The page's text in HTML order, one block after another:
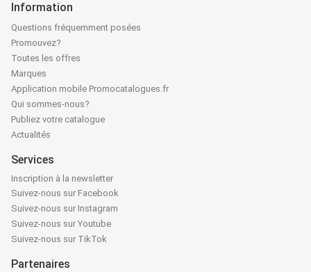
Information
Questions fréquemment posées
Promouvez?
Toutes les offres
Marques
Application mobile Promocatalogues.fr
Qui sommes-nous?
Publiez votre catalogue
Actualités
Services
Inscription à la newsletter
Suivez-nous sur Facebook
Suivez-nous sur Instagram
Suivez-nous sur Youtube
Suivez-nous sur TikTok
Partenaires